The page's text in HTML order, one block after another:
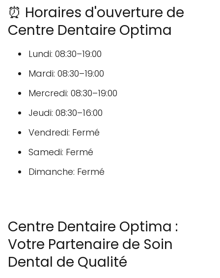
⏰ Horaires d'ouverture de
Centre Dentaire Optima
Lundi: 08:30–19:00
Mardi: 08:30–19:00
Mercredi: 08:30–19:00
Jeudi: 08:30–16:00
Vendredi: Fermé
Samedi: Fermé
Dimanche: Fermé
Centre Dentaire Optima :
Votre Partenaire de Soin
Dental de Qualité